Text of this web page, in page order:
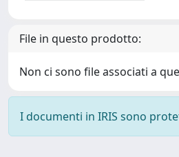
File in questo prodotto:
Non ci sono file associati a
I documenti in IRIS sono